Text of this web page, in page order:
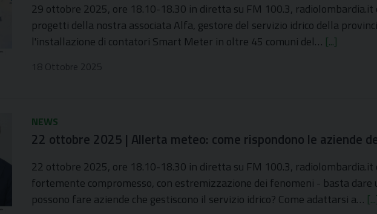
29 ottobre 2025, ore 18.10-18.30 in diretta su FM 100.3,
progetti della nostra associata Alfa, gestore del servizio idrico della
l'installazione di contatori Smart Meter in oltre 45 comuni del… [...]
18 Ottobre 2025
NEWS
22 ottobre 2025 | Allerta meteo: come rispondono le aziende
22 ottobre 2025, ore 18.10-18.30 in diretta su FM 100.3,
fortemente compromesso, con estremizzazione dei fenomeni - basta
possono fare aziende che gestiscono il servizio idrico? Come adattarsi a…